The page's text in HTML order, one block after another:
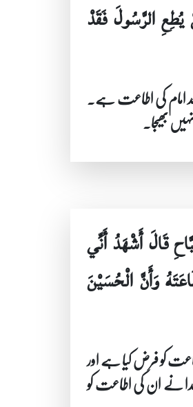
يُطِعِ الرَّسُولَ فَقَدْ
امام کی اطاعت ہے۔
بھیجا۔
قَالَ أَشْهَدُ أَنِّي
وَأَنَّ الْحُسَيْنَ
کو فرض کیا ہے اور
نے ان کی اطاعت کو